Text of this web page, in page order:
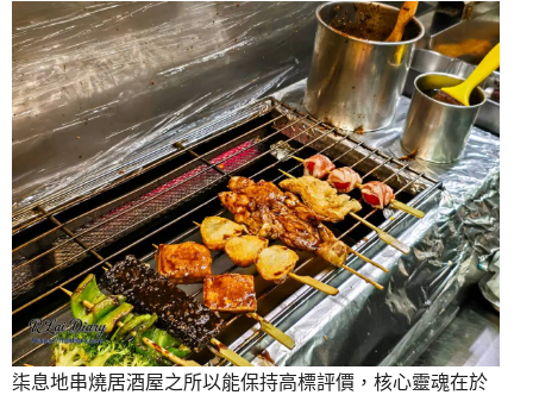
柒息地串燒居酒屋之所以能保持高標評價，核心靈魂在於